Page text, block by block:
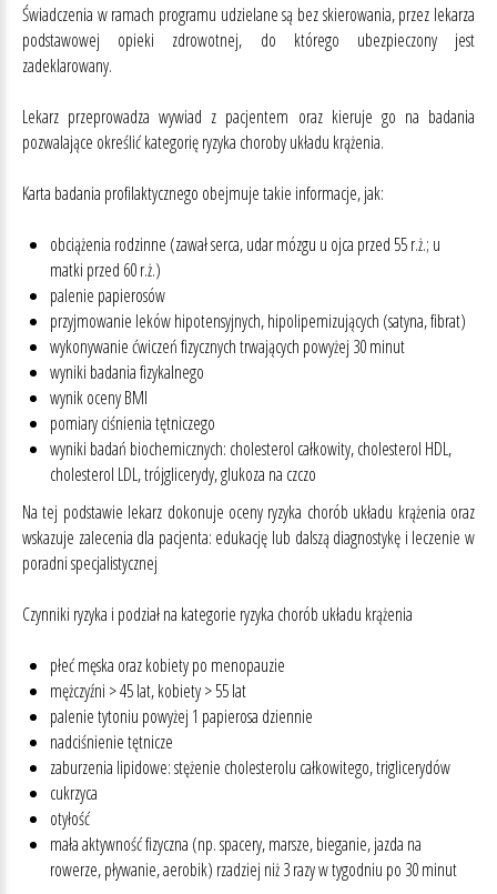
Świadczenia w ramach programu udzielane są bez skierowania, przez lekarza
podstawowej opieki zdrowotnej, do którego ubezpieczony jest
zadeklarowany.
Lekarz przeprowadza wywiad z pacjentem oraz kieruje go na badania
pozwalające określić kategorię ryzyka choroby układu krążenia.
Karta badania profilaktycznego obejmuje takie informacje, jak:
obciążenia rodzinne (zawał serca, udar mózgu u ojca przed 55 r.ż.; u
matki przed 60 r.ż.)
palenie papierosów
przyjmowanie leków hipotensyjnych, hipolipemizujących (satyna, fibrat)
wykonywanie ćwiczeń fizycznych trwających powyżej 30 minut
wyniki badania fizykalnego
wynik oceny BMI
pomiary ciśnienia tętniczego
wyniki badań biochemicznych: cholesterol całkowity, cholesterol HDL,
cholesterol LDL, trójglicerydy, glukoza na czczo
Na tej podstawie lekarz dokonuje oceny ryzyka chorób układu krążenia oraz
wskazuje zalecenia dla pacjenta: edukację lub dalszą diagnostykę i leczenie w
poradni specjalistycznej
Czynniki ryzyka i podział na kategorie ryzyka chorób układu krążenia
płeć męska oraz kobiety po menopauzie
mężczyźni > 45 lat, kobiety > 55 lat
palenie tytoniu powyżej 1 papierosa dziennie
nadciśnienie tętnicze
zaburzenia lipidowe: stężenie cholesterolu całkowitego, triglicerydów
cukrzyca
otyłość
mała aktywność fizyczna (np. spacery, marsze, bieganie, jazda na
rowerze, pływanie, aerobik) rzadziej niż 3 razy w tygodniu po 30 minut